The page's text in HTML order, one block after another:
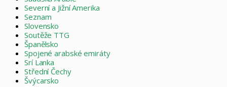
Severní a Jižní Amerika
Seznam
Slovensko
Soutěže TTG
Španělsko
Spojené arabské emiráty
Srí Lanka
Střední Čechy
Švýcarsko